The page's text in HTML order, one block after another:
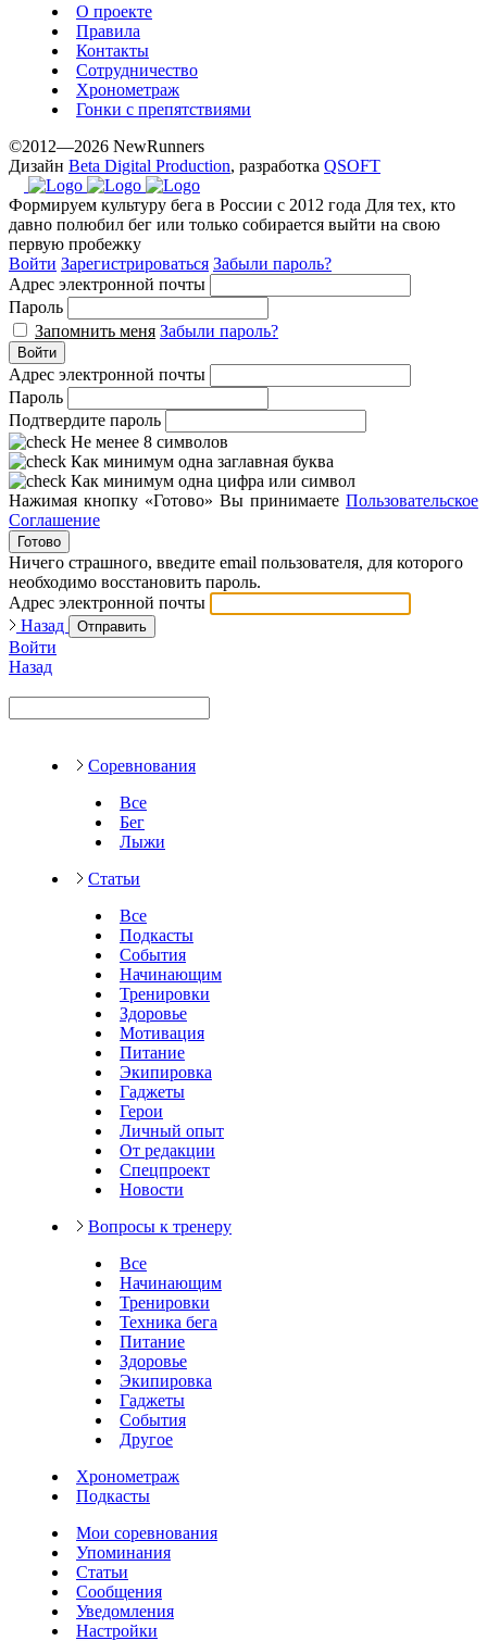
О проекте
Правила
Контакты
Сотрудничество
Хронометраж
Гонки с препятствиями
©2012—2026 NewRunners
Дизайн Beta Digital Production, разработка QSOFT
Формируем культуру бега в России с 2012 года Для тех, кто
давно полюбил бег или только собирается выйти на свою
первую пробежку
Войти Зарегистрироваться Забыли пароль?
Адрес электронной почты
Пароль
Запомнить меня Забыли пароль?
Войти
Адрес электронной почты
Пароль
Подтвердите пароль
Не менее 8 символов
Как минимум одна заглавная буква
Как минимум одна цифра или символ
Нажимая кнопку «Готово» Вы принимаете Пользовательское
Соглашение
Готово
Ничего страшного, введите email пользователя, для которого
необходимо восстановить пароль.
Адрес электронной почты
Назад
Отправить
Войти
Назад
Соревнования
Все
Бег
Лыжи
Статьи
Все
Подкасты
События
Начинающим
Тренировки
Здоровье
Мотивация
Питание
Экипировка
Гаджеты
Герои
Личный опыт
От редакции
Спецпроект
Новости
Вопросы к тренеру
Все
Начинающим
Тренировки
Техника бега
Питание
Здоровье
Экипировка
Гаджеты
События
Другое
Хронометраж
Подкасты
Мои соревнования
Упоминания
Статьи
Сообщения
Уведомления
Настройки